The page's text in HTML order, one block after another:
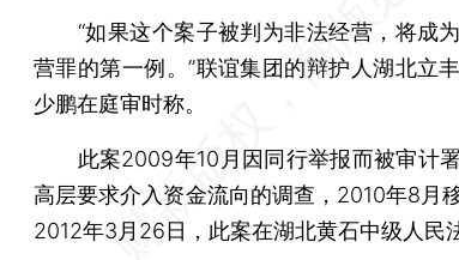
“如果这个案子被判为非法经营，将成
营罪的第一例。”联谊集团的辩护人湖北立
少鹏在庭审时称。
此案2009年10月因同行举报而被审计署
高层要求介入资金流向的调查，2010年8月
2012年3月26日，此案在湖北黄石中级人民